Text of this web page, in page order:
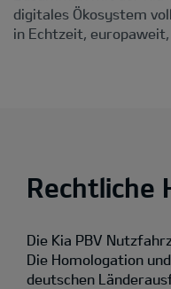
Rechtliche
Die Kia PBV
Die Homologation
deutschen